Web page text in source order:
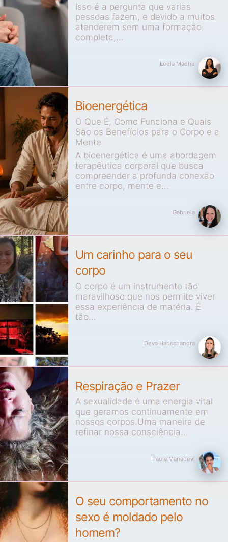
Isso é a pergunta que varias
pessoas fazem, e devido a muitos
atenderem sem uma formação
completa,...
Leela Madhu
Bioenergética
O Que É, Como Funciona e Quais
São os Benefícios para o Corpo e a
Mente
A bioenergética é uma abordagem
terapêutica corporal que busca
compreender a profunda conexão
entre corpo, mente e...
Gabriela
Um carinho para o seu
corpo
O corpo é um instrumento tão
maravilhoso que nos permite viver
essa experiência de matéria. É
tão...
Deva Harischandra
Respiração e Prazer
A sexualidade é uma energia vital
que geramos continuamente em
nossos corpos.Uma maneira de
refinar nossa consciência...
Paula Manadevi
O seu comportamento no
sexo é moldado pelo
homem?